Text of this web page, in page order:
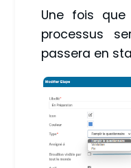
Une fois
processus
passera en